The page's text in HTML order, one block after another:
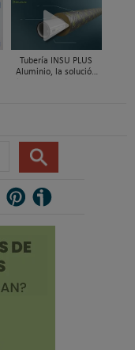
Tubería INSU PLUS
Aluminio, la solución